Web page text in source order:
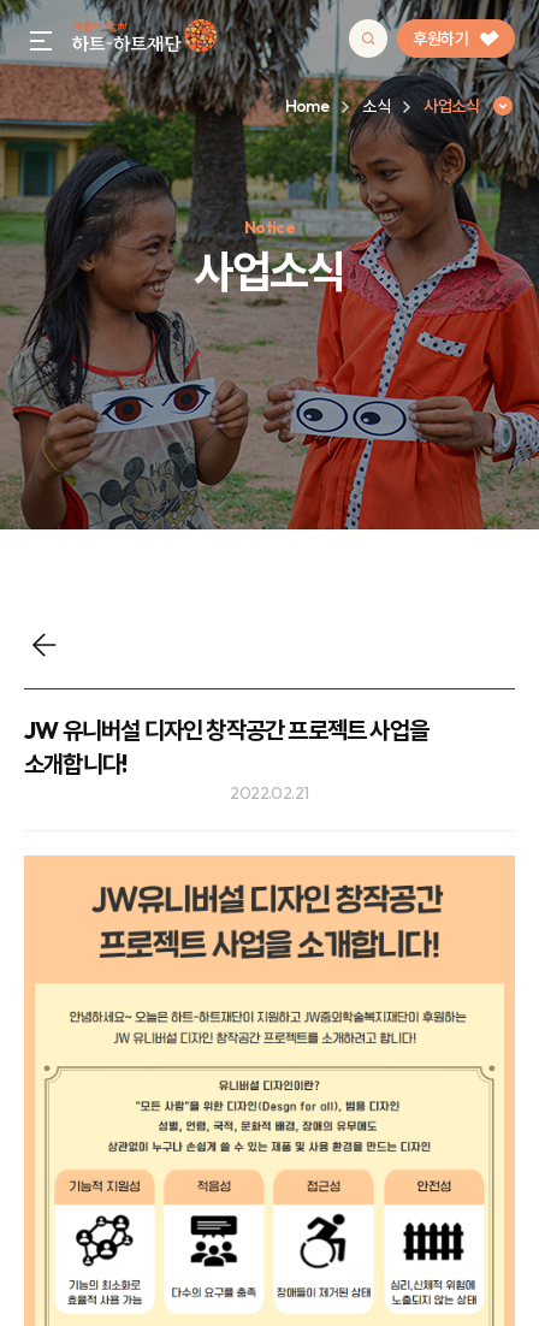
gnb menu open 후원하기
인기 키워드
#정기후원#하트플레이스#캠페인#팬덤후원
Home 소식 사업소식
Notice
사업소식
사업소식
JW 유니버설 디자인 창작공간 프로젝트 사업을
소개합니다!
2022.02.21